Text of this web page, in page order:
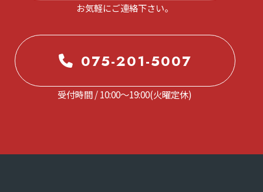
お気軽にご連絡下さい。
075-201-5007
受付時間 / 10:00～19:00(火曜定休)